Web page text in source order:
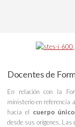
Docentes de
En relación con la
ministerio en referencia
hacia el cuerpo único
desde sus orígenes. Las